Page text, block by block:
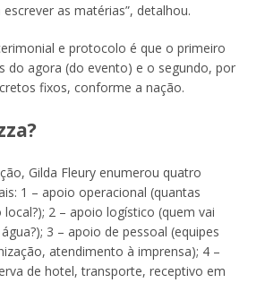
as matérias”, detalhou.
e protocolo é que o primeiro
do agora (do evento) e o segundo, por
fixos, conforme a nação.
Gilda Fleury enumerou quatro
1 – apoio operacional (quantas
2 – apoio logístico (quem vai
3 – apoio de pessoal (equipes
atendimento à imprensa); 4 –
de hotel, transporte, receptivo em